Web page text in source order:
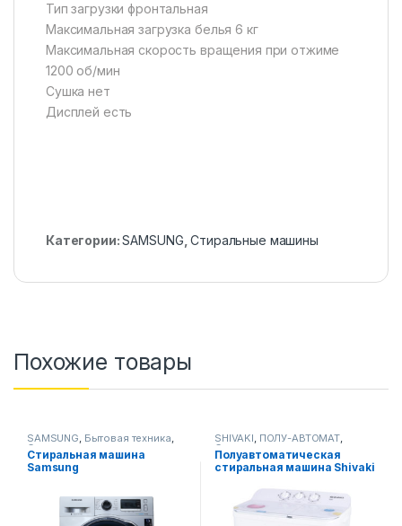
Тип загрузки фронтальная
Максимальная загрузка белья 6 кг
Максимальная скорость вращения при отжиме
1200 об/мин
Сушка нет
Дисплей есть
Категории:SAMSUNG ,Стиральные машины
Похожие товары
SAMSUNG, Бытовая техника,
Стиральные машины
Стиральная машина
Samsung
SHIVAKI, ПОЛУ-АВТОМАТ,
Стиральные машины
Полуавтоматическая
стиральная машина Shivaki